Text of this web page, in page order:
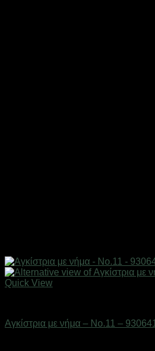
Quick View
Αγκίστρια με νήμα – No.11 – 930641